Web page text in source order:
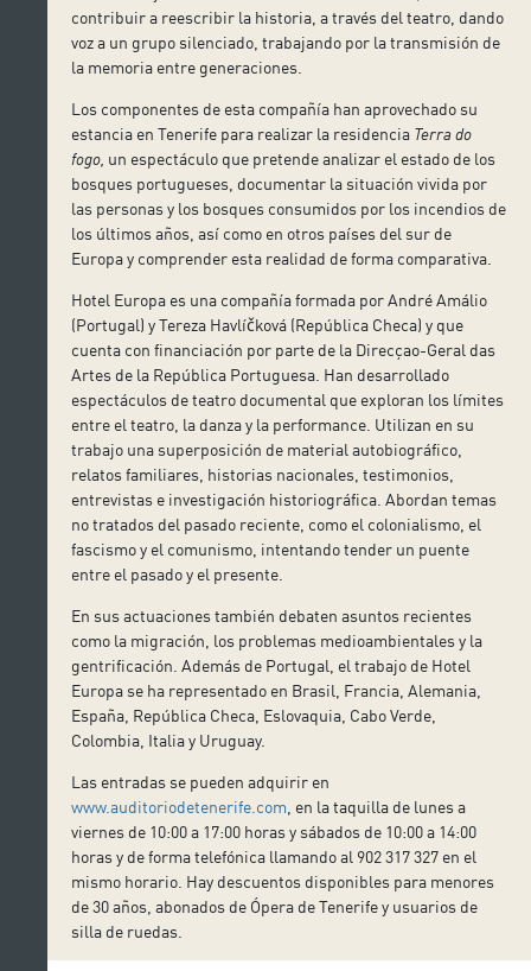
contribuir a reescribir la historia, a través del teatro, dando
voz a un grupo silenciado, trabajando por la transmisión de
la memoria entre generaciones.
Los componentes de esta compañía han aprovechado su
estancia en Tenerife para realizar la residencia Terra do
fogo, un espectáculo que pretende analizar el estado de los
bosques portugueses, documentar la situación vivida por
las personas y los bosques consumidos por los incendios de
los últimos años, así como en otros países del sur de
Europa y comprender esta realidad de forma comparativa.
Hotel Europa es una compañía formada por André Amálio
(Portugal) y Tereza Havlíčková (República Checa) y que
cuenta con financiación por parte de la Direcçao-Geral das
Artes de la República Portuguesa. Han desarrollado
espectáculos de teatro documental que exploran los límites
entre el teatro, la danza y la performance. Utilizan en su
trabajo una superposición de material autobiográfico,
relatos familiares, historias nacionales, testimonios,
entrevistas e investigación historiográfica. Abordan temas
no tratados del pasado reciente, como el colonialismo, el
fascismo y el comunismo, intentando tender un puente
entre el pasado y el presente.
En sus actuaciones también debaten asuntos recientes
como la migración, los problemas medioambientales y la
gentrificación. Además de Portugal, el trabajo de Hotel
Europa se ha representado en Brasil, Francia, Alemania,
España, República Checa, Eslovaquia, Cabo Verde,
Colombia, Italia y Uruguay.
Las entradas se pueden adquirir en
www.auditoriodetenerife.com , en la taquilla de lunes a
viernes de 10:00 a 17:00 horas y sábados de 10:00 a 14:00
horas y de forma telefónica llamando al 902 317 327 en el
mismo horario. Hay descuentos disponibles para menores
de 30 años, abonados de Ópera de Tenerife y usuarios de
silla de ruedas.